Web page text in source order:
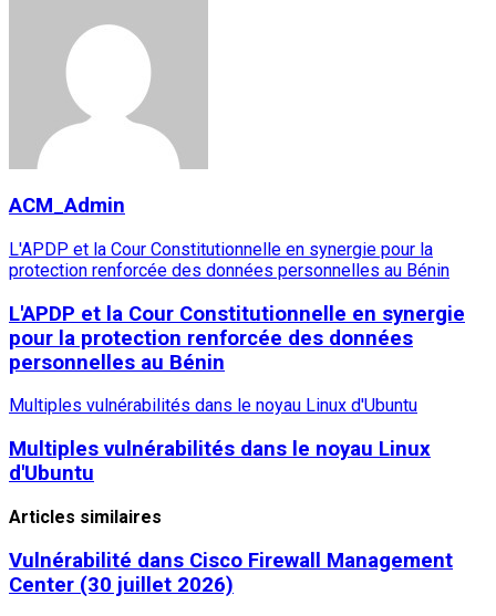
ACM_Admin
L'APDP et la Cour Constitutionnelle en synergie pour la
protection renforcée des données personnelles au Bénin
L'APDP et la Cour Constitutionnelle en synergie
pour la protection renforcée des données
personnelles au Bénin
Multiples vulnérabilités dans le noyau Linux d'Ubuntu
Multiples vulnérabilités dans le noyau Linux
d'Ubuntu
Articles similaires
Vulnérabilité dans Cisco Firewall Management
Center (30 juillet 2026)